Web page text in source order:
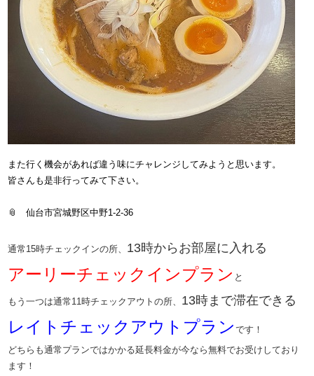
また行く機会があれば違う味にチャレンジしてみようと思います。
皆さんも是非行ってみて下さい。
📎 仙台市宮城野区中野1-2-36
通常15時チェックインの所、 13時からお部屋に入れる
​アーリーチェックインプラン​ と
もう一つは通常11時チェックアウトの所、 13時まで滞在できる
​レイトチェックアウトプラン​です！
どちらも通常プランではかかる延長料金が今なら無料でお受けしており
ます！